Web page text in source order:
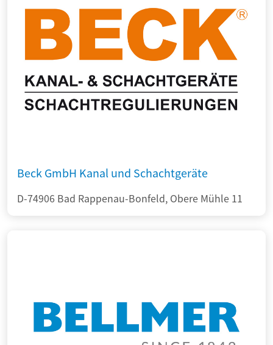
Beck GmbH Kanal und Schachtgeräte
D-74906 Bad Rappenau-Bonfeld, Obere Mühle 11